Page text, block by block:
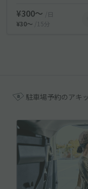
¥300〜
/日
¥30〜
/15分
駐車場予約のアキ